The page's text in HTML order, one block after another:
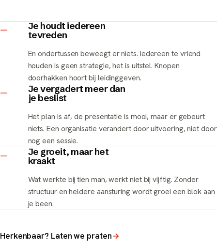
— Je houdt iedereen
tevreden
En ondertussen beweegt er niets. Iedereen te vriend
houden is geen strategie, het is uitstel. Knopen
doorhakken hoort bij leidinggeven.
— Je vergadert meer dan
je beslist
Het plan is af, de presentatie is mooi, maar er gebeurt
niets. Een organisatie verandert door uitvoering, niet door
nog een sessie.
— Je groeit, maar het
kraakt
Wat werkte bij tien man, werkt niet bij vijftig. Zonder
structuur en heldere aansturing wordt groei een blok aan
je been.
Herkenbaar? Laten we praten→